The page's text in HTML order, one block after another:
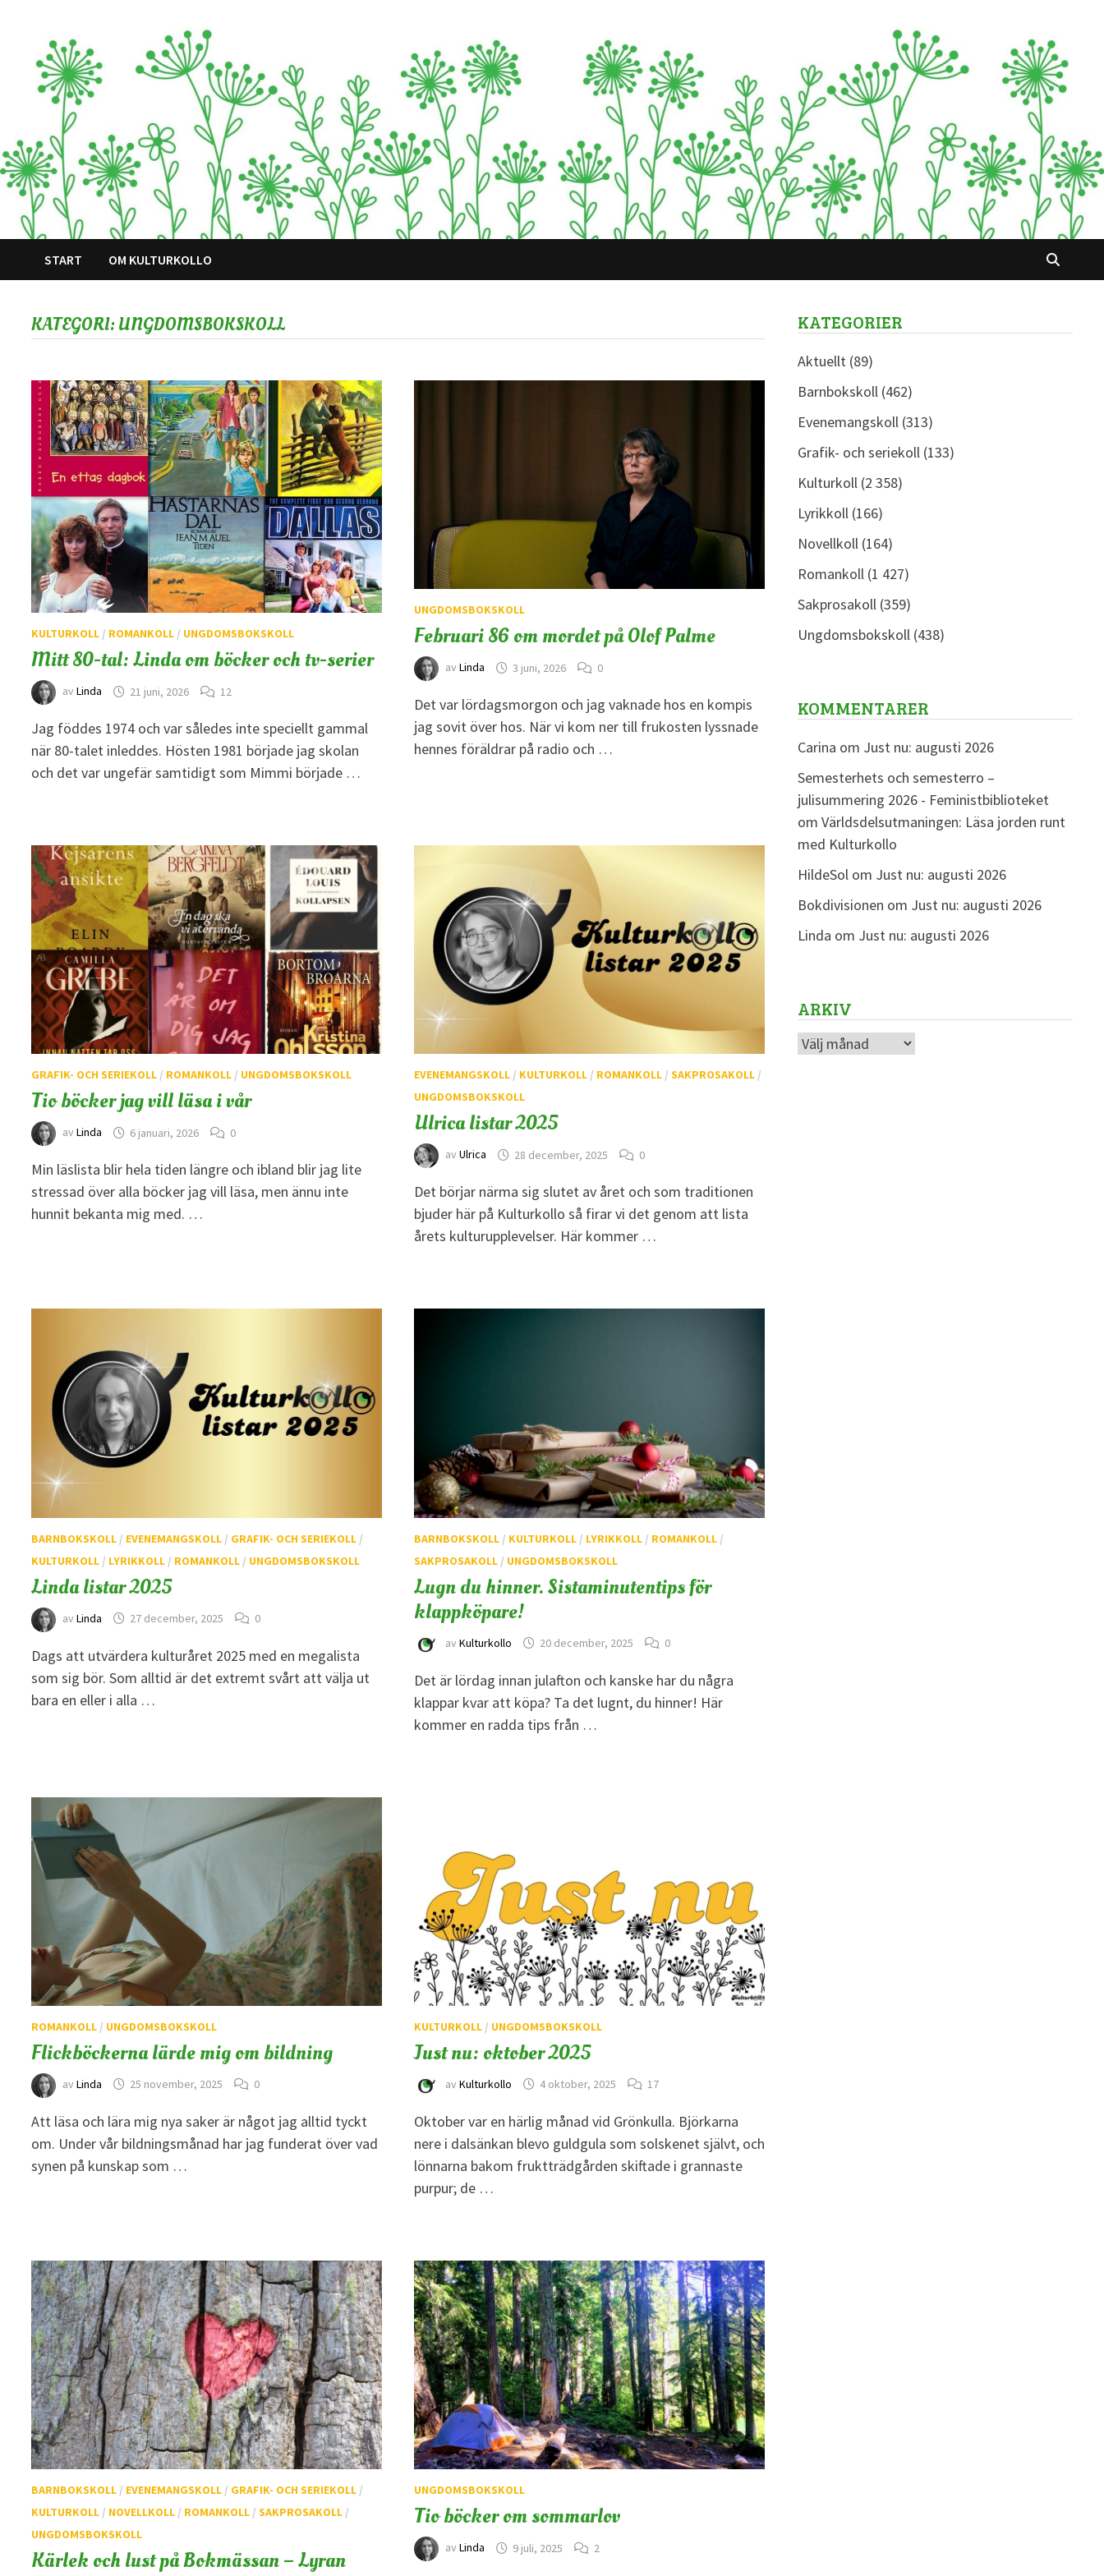
START OM KULTURKOLLO
KATEGORI:UNGDOMSBOKSKOLL
KULTURKOLL / ROMANKOLL / UNGDOMSBOKSKOLL
Mitt 80-tal: Linda om böcker och tv-serier
avLinda 21 juni, 2026 12
Jag föddes 1974 och var således inte speciellt gammal
när 80-talet inleddes. Hösten 1981 började jag skolan
och det var ungefär samtidigt som Mimmi började …
UNGDOMSBOKSKOLL
Februari 86 om mordet på Olof Palme
av Linda 3 juni, 2026 0
Det var lördagsmorgon och jag vaknade hos en kompis
jag sovit över hos. När vi kom ner till frukosten lyssnade
hennes föräldrar på radio och …
GRAFIK- OCH SERIEKOLL / ROMANKOLL / UNGDOMSBOKSKOLL
Tio böcker jag vill läsa i vår
avLinda 6 januari, 2026 0
Min läslista blir hela tiden längre och ibland blir jag lite
stressad över alla böcker jag vill läsa, men ännu inte
hunnit bekanta mig med. …
EVENEMANGSKOLL/ KULTURKOLL/ ROMANKOLL/ SAKPROSAKOLL/
UNGDOMSBOKSKOLL
Ulrica listar 2025
av Ulrica 28 december, 2025 0
Det börjar närma sig slutet av året och som traditionen
bjuder här på Kulturkollo så firar vi det genom att lista
årets kulturupplevelser. Här kommer …
BARNBOKSKOLL / EVENEMANGSKOLL / GRAFIK- OCH SERIEKOLL /
KULTURKOLL / LYRIKKOLL / ROMANKOLL / UNGDOMSBOKSKOLL
Linda listar 2025
avLinda 27 december, 2025 0
Dags att utvärdera kulturåret 2025 med en megalista
som sig bör. Som alltid är det extremt svårt att välja ut
bara en eller i alla …
BARNBOKSKOLL/ KULTURKOLL/ LYRIKKOLL/ ROMANKOLL/
SAKPROSAKOLL/ UNGDOMSBOKSKOLL
Lugn du hinner. Sistaminutentips för
klappköpare!
av Kulturkollo 20 december, 2025 0
Det är lördag innan julafton och kanske har du några
klappar kvar att köpa? Ta det lugnt, du hinner! Här
kommer en radda tips från …
ROMANKOLL / UNGDOMSBOKSKOLL
Flickböckerna lärde mig om bildning
avLinda 25 november, 2025 0
Att läsa och lära mig nya saker är något jag alltid tyckt
om. Under vår bildningsmånad har jag funderat över vad
synen på kunskap som …
KULTURKOLL/ UNGDOMSBOKSKOLL
Just nu: oktober 2025
av Kulturkollo 4 oktober, 2025 17
Oktober var en härlig månad vid Grönkulla. Björkarna
nere i dalsänkan blevo guldgula som solskenet självt, och
lönnarna bakom fruktträdgården skiftade i grannaste
purpur; de …
BARNBOKSKOLL / EVENEMANGSKOLL / GRAFIK- OCH SERIEKOLL /
KULTURKOLL / NOVELLKOLL / ROMANKOLL /SAKPROSAKOLL /
UNGDOMSBOKSKOLL
Kärlek och lust på Bokmässan – Lyran
UNGDOMSBOKSKOLL
Tio böcker om sommarlov
av Linda 9 juli, 2025 2
KATEGORIER
Aktuellt(89)
Barnbokskoll(462)
Evenemangskoll(313)
Grafik- och seriekoll(133)
Kulturkoll(2 358)
Lyrikkoll(166)
Novellkoll(164)
Romankoll(1 427)
Sakprosakoll(359)
Ungdomsbokskoll(438)
KOMMENTARER
Carina om Just nu: augusti 2026
Semesterhets och semesterro –
julisummering 2026 - Feministbiblioteket
om Världsdelsutmaningen: Läsa jorden runt
med Kulturkollo
HildeSolom Just nu: augusti 2026
Bokdivisionen om Just nu: augusti 2026
Linda om Just nu: augusti 2026
ARKIV
Arkiv